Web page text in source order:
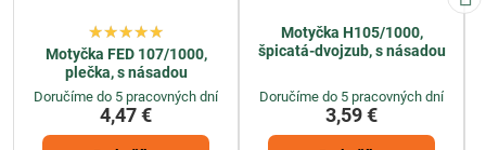
Motyčka FED 107/1000,
plečka, s násadou
Doručíme do 5 pracovných dní
4,47 €
Motyčka H105/1000,
špicatá-dvojzub, s násadou
Doručíme do 5 pracovných dní
3,59 €